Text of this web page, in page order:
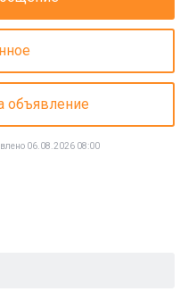
объявление
06.08.2026 08:00